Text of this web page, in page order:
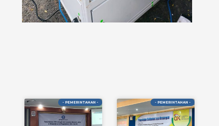
- PEMERINTAHAN - - PEMERINTAHAN -